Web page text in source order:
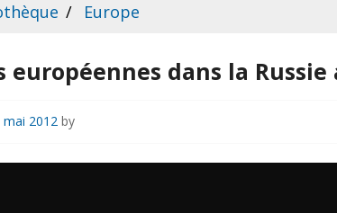
Europe
européennes dans la Russie
mai 2012 by